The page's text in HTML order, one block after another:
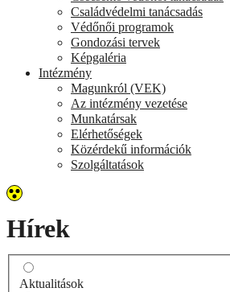
Családvédelmi tanácsadás
Védőnői programok
Gondozási tervek
Képgaléria
Intézmény
Magunkról (VEK)
Az intézmény vezetése
Munkatársak
Elérhetőségek
Közérdekű információk
Szolgáltatások
Hírek
Aktualitások